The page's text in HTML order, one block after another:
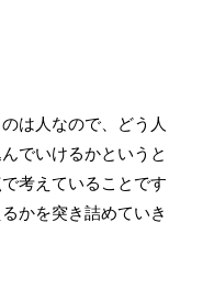
は人なので、どう人
でいけるかというと
考えていることです
かを突き詰めていき